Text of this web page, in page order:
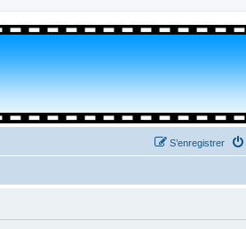
S’enregistrer